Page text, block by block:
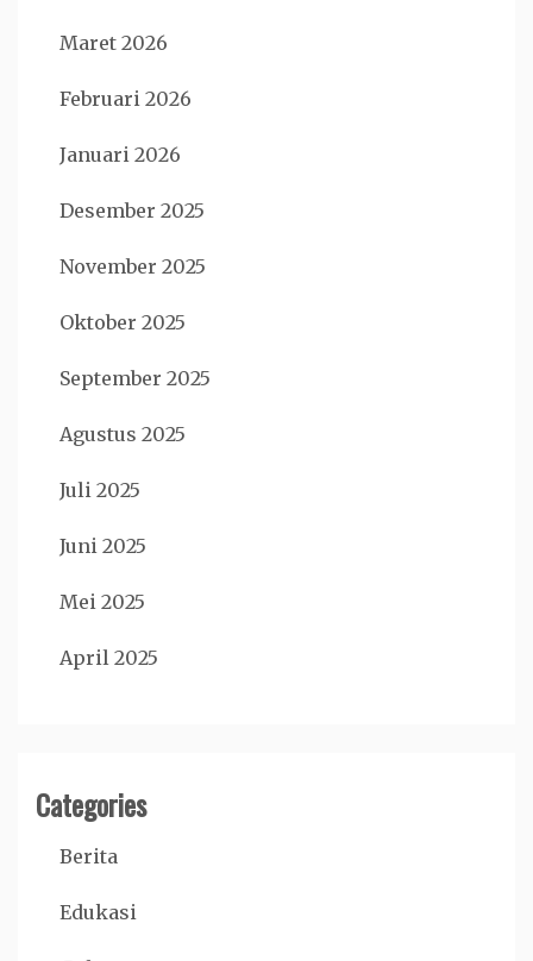
Maret 2026
Februari 2026
Januari 2026
Desember 2025
November 2025
Oktober 2025
September 2025
Agustus 2025
Juli 2025
Juni 2025
Mei 2025
April 2025
Categories
Berita
Edukasi